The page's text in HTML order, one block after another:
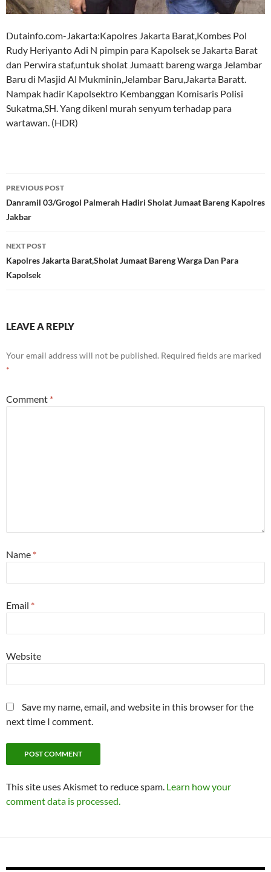
Dutainfo.com-Jakarta:Kapolres Jakarta Barat,Kombes Pol
Rudy Heriyanto Adi N pimpin para Kapolsek se Jakarta Barat
dan Perwira staf,untuk sholat Jumaatt bareng warga Jelambar
Baru di Masjid Al Mukminin,Jelambar Baru,Jakarta Baratt.
Nampak hadir Kapolsektro Kembanggan Komisaris Polisi
Sukatma,SH. Yang dikenl murah senyum terhadap para
wartawan. (HDR)
Post
navigation
PREVIOUS POST
Danramil 03/Grogol Palmerah Hadiri Sholat Jumaat Bareng Kapolres
Jakbar
NEXT POST
Kapolres Jakarta Barat,Sholat Jumaat Bareng Warga Dan Para
Kapolsek
LEAVE A REPLY
Your email address will not be published. Required fields are marked
*
Comment *
Name *
Email *
Website
Save my name, email, and website in this browser for the
next time I comment.
This site uses Akismet to reduce spam. Learn how your
comment data is processed.